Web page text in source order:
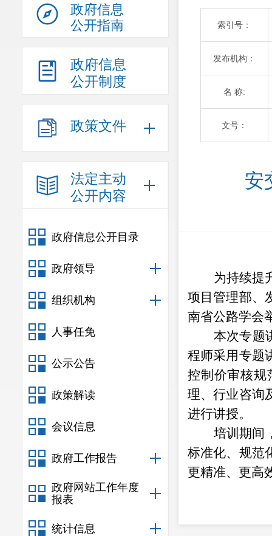
政府信息
公开指南
政府信息
公开制度
政策文件
法定主动
公开内容
政府信息公开目录
政府领导
组织机构
人事任免
公示公告
政策解读
会议信息
政府工作报告
政府网站工作年度
报表
统计信息
索引号：
发布机构：
名 称:
文号：
安
为持续提
项目管理部、
南省公路学会
本次专题
程师采用专题
控制价审核规
理、行业咨询
进行讲授。
培训期间
标准化、规范
更精准、更高